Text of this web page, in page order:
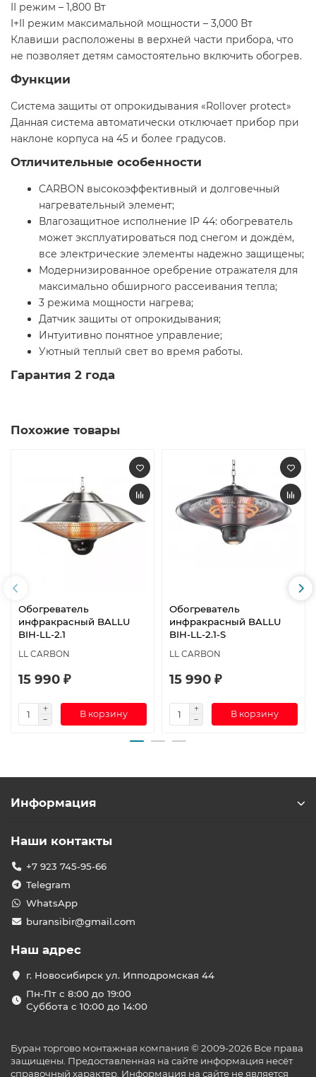
II режим – 1,800 Вт
I+II режим максимальной мощности – 3,000 Вт
Клавиши расположены в верхней части прибора, что
не позволяет детям самостоятельно включить обогрев.
Функции
Система защиты от опрокидывания «Rollover protect»
Данная система автоматически отключает прибор при
наклоне корпуса на 45 и более градусов.
Отличительные особенности
CARBON высокоэффективный и долговечный
нагревательный элемент;
Влагозащитное исполнение IP 44: обогреватель
может эксплуатироваться под снегом и дождём,
все электрические элементы надежно защищены;
Модернизированное оребрение отражателя для
максимально обширного рассеивания тепла;
3 режима мощности нагрева;
Датчик защиты от опрокидывания;
Интуитивно понятное управление;
Уютный теплый свет во время работы.
Гарантия 2 года
Похожие товары
Обогреватель
инфракрасный BALLU
BIH-LL-2.1
LL CARBON
15 990 ₽
В корзину
Обогреватель
инфракрасный BALLU
BIH-LL-2.1-S
LL CARBON
15 990 ₽
В корзину
Информация
Наши контакты
+7 923 745-95-66
Telegram
WhatsApp
buransibir@gmail.com
Наш адрес
г. Новосибирск ул. Ипподромская 44
Пн-Пт с 8:00 до 19:00
Суббота с 10:00 до 14:00
Буран торгово монтажная компания © 2009-2026 Все права
защищены. Предоставленная на сайте информация несёт
справочный характер. Информация на сайте не является